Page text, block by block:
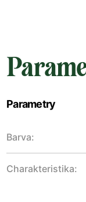
Parametry
Barva:
Charakteristika: